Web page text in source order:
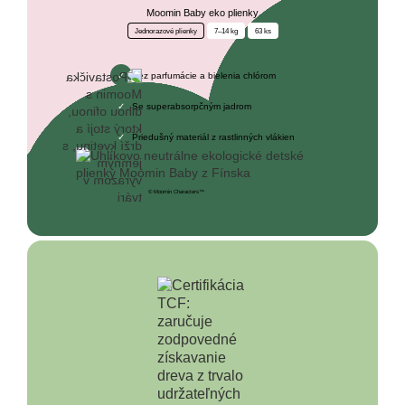
Moomin Baby eko plienky
Jednorazové plienky 7–14 kg 63 ks
Bez parfumácie a bielenia chlórom
Se superabsorpčným jadrom
Priedušný materiál z rastlinných vlákien
© Moomin Characters™